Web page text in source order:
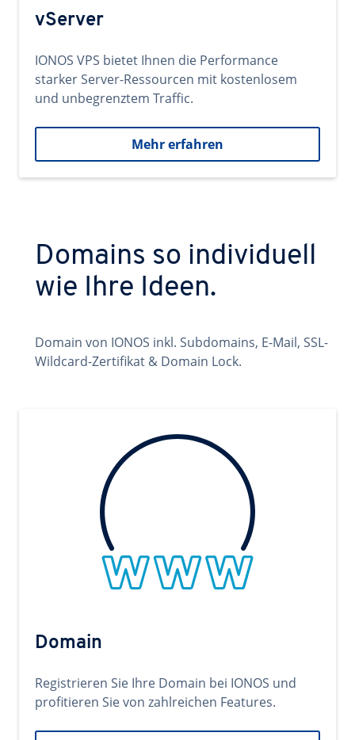
vServer
IONOS VPS bietet Ihnen die Performance
starker Server-Ressourcen mit kostenlosem
und unbegrenztem Traffic.
Mehr erfahren
Domains so individuell
wie Ihre Ideen.
Domain von IONOS inkl. Subdomains, E-Mail, SSL-
Wildcard-Zertifikat & Domain Lock.
Domain
Registrieren Sie Ihre Domain bei IONOS und
profitieren Sie von zahlreichen Features.